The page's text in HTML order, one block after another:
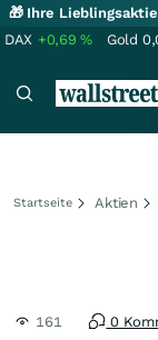
🎁 Ihre
DAX +0,69% Gold
Startseite Aktien
161 0